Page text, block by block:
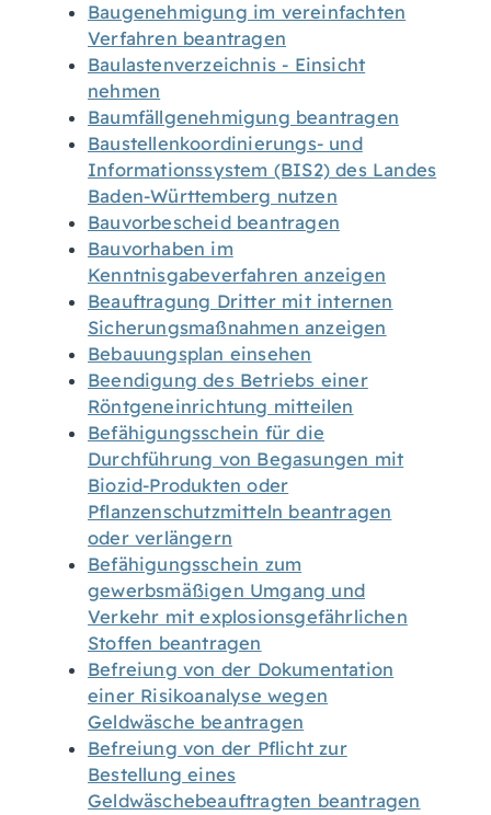
Baugenehmigung im vereinfachten
Verfahren beantragen
Baulastenverzeichnis - Einsicht
nehmen
Baumfällgenehmigung beantragen
Baustellenkoordinierungs- und
Informationssystem (BIS2) des Landes
Baden-Württemberg nutzen
Bauvorbescheid beantragen
Bauvorhaben im
Kenntnisgabeverfahren anzeigen
Beauftragung Dritter mit internen
Sicherungsmaßnahmen anzeigen
Bebauungsplan einsehen
Beendigung des Betriebs einer
Röntgeneinrichtung mitteilen
Befähigungsschein für die
Durchführung von Begasungen mit
Biozid-Produkten oder
Pflanzenschutzmitteln beantragen
oder verlängern
Befähigungsschein zum
gewerbsmäßigen Umgang und
Verkehr mit explosionsgefährlichen
Stoffen beantragen
Befreiung von der Dokumentation
einer Risikoanalyse wegen
Geldwäsche beantragen
Befreiung von der Pflicht zur
Bestellung eines
Geldwäschebeauftragten beantragen